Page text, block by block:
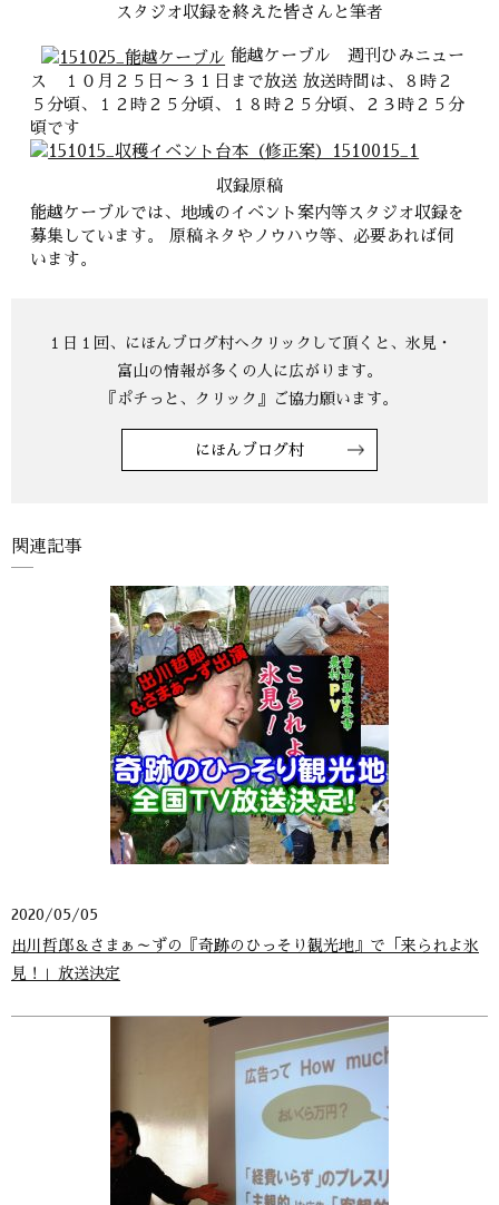
スタジオ収録を終えた皆さんと筆者
能越ケーブル 週刊ひみニュー
ス １０月２５日～３１日まで放送 放送時間は、８時２
５分頃、１２時２５分頃、１８時２５分頃、２３時２５分
頃です
収録原稿
能越ケーブルでは、地域のイベント案内等スタジオ収録を
募集しています。 原稿ネタやノウハウ等、必要あれば伺
います。
にほんブログ村
関連記事
2020/05/05
出川哲郎＆さまぁ～ずの『奇跡のひっそり観光地』で「来られよ氷
見！」放送決定